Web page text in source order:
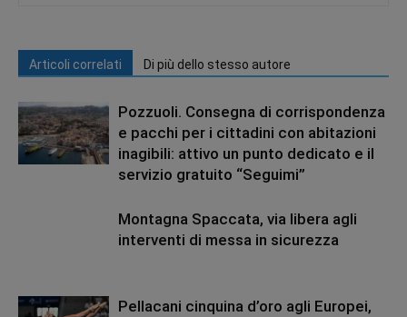
Articoli correlati Di più dello stesso autore
Pozzuoli. Consegna di corrispondenza
e pacchi per i cittadini con abitazioni
inagibili: attivo un punto dedicato e il
servizio gratuito “Seguimi”
Montagna Spaccata, via libera agli
interventi di messa in sicurezza
Pellacani cinquina d’oro agli Europei,